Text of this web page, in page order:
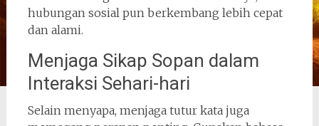
hubungan sosial pun berkembang lebih cepat
dan alami.
Menjaga Sikap Sopan dalam
Interaksi Sehari-hari
Selain menyapa, menjaga tutur kata juga